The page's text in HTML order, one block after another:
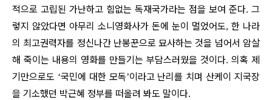
적으로 고립된 가난하고 힘없는 독재국가라는 점을 보여 준다. 그
렇지 않았다면 아무리 소니영화사가 돈에 눈이 멀었어도, 한 나라
의 최고권력자를 정신나간 난봉꾼으로 묘사하는 것을 넘어서 암살
해 죽이는 내용의 영화를 만들기는 부담스러웠을 것이다. 의혹 제
기만으로도 ‘국민에 대한 모독’이라고 난리를 치며 산케이 지국장
을 기소했던 박근혜 정부를 떠올려 봐도 말이다.